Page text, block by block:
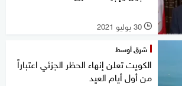
l 30 يوليو 2021
شرق أوسط
الكويت تعلن إنهاء الحظر الجزئي اعتباراً
من أول أيام العيد